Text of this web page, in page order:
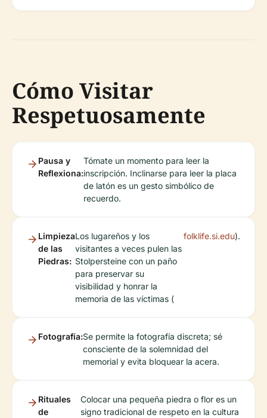
Cómo Visitar
Respetuosamente
Pausa y
Reflexiona:
Tómate un momento para leer la
inscripción. Inclinarse para leer la placa
de latón es un gesto simbólico de
recuerdo.
Limpieza
de las
Piedras:
Los lugareños y los
visitantes a veces pulen las
Stolpersteine con un paño
para preservar su
visibilidad y honrar la
memoria de las víctimas (
folklife.si.edu).
Fotografía:Se permite la fotografía discreta; sé
consciente de la solemnidad del
memorial y evita bloquear la acera.
Rituales
de
Colocar una pequeña piedra o flor es un
signo tradicional de respeto en la cultura